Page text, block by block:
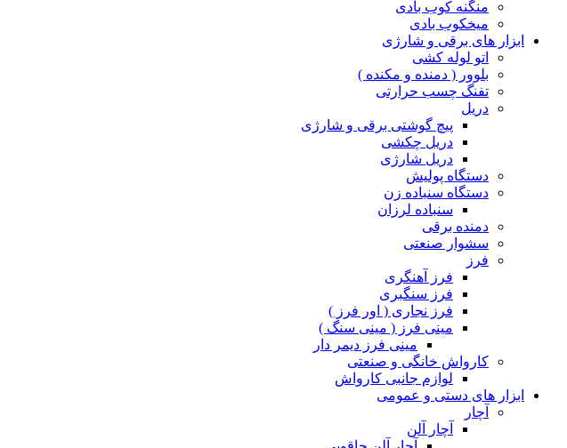
منگنه کوب بادی
میخکوب بادی
ابزار های برقی و شارژی
اتو لوله کشی
بلوور ( دمنده و مکنده )
تفنگ چسب حرارتی
دریل
پیچ گوشتی برقی و شارژی
دریل چکشی
دریل شارژی
دستگاه پولیش
دستگاه سنباده زن
سنباده لرزان
دمنده برقی
سشوار صنعتی
فرز
فرز آهنگری
فرز سنگبری
فرز نجاری ( اور فرز )
مینی فرز ( مینی سنگ )
مینی فرز دیمر دار
کارواش خانگی و صنعتی
لوازم جانبی کارواش
ابزار های دستی و عمومی
آچار
آچار آلن